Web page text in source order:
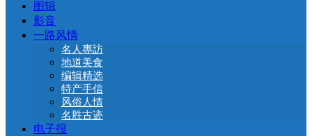
图辑
影音
一路风情
名人專訪
地道美食
编辑精选
特产手信
风俗人情
名胜古迹
电子报